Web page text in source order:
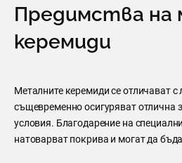
Предимства
керемиди
Металните керемиди се отличават с
същевременно осигуряват отлична
условия. Благодарение на
натоварват покрива и могат да